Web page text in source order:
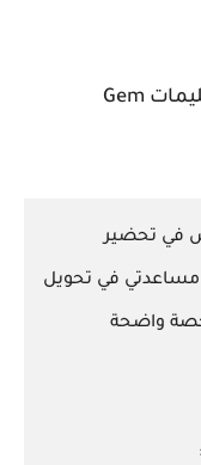
هذا برومبت مناسب تضعه داخل تعليمات Gem
في تحضير
في تحويل
واضحة